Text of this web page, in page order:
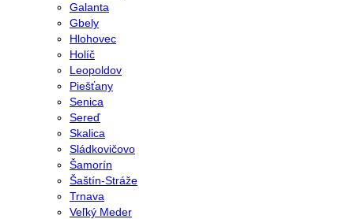
Galanta
Gbely
Hlohovec
Holíč
Leopoldov
Piešťany
Senica
Sereď
Skalica
Sládkovičovo
Šamorín
Šaštín-Stráže
Trnava
Veľký Meder